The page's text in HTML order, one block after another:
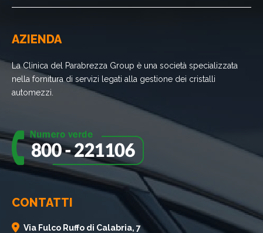
AZIENDA
La Clinica del Parabrezza Group è una società specializzata
nella fornitura di servizi legati alla gestione dei cristalli
automezzi.
CONTATTI
Via Fulco Ruffo di Calabria, 7